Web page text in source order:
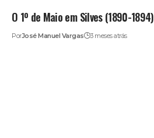
O 1º de Maio em Silves (1890-1894)
PorJosé Manuel Vargas 3 meses atrás